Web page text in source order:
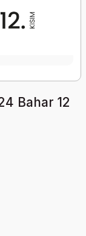
Bahar 12